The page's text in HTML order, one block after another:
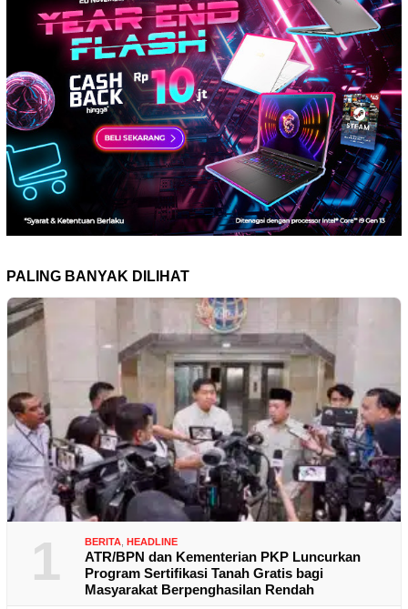
PALING BANYAK DILIHAT
1 BERITA HEADLINE
ATR/BPN dan Kementerian PKP Luncurkan
Program Sertifikasi Tanah Gratis bagi
Masyarakat Berpenghasilan Rendah